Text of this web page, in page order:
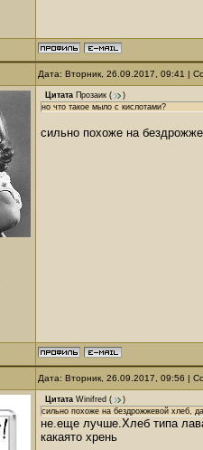
Дата: Вторник, 26.09.2017, 09:41 |
Цитата Прозаик (
)
но что такое мыло с кислотами?
сильно похоже на
Дата: Вторник, 26.09.2017, 09:56 |
Цитата Winifred (
)
сильно похоже на бездрожжевой хлеб,
не.еще лучше.Хлеб типа
какаято хрень